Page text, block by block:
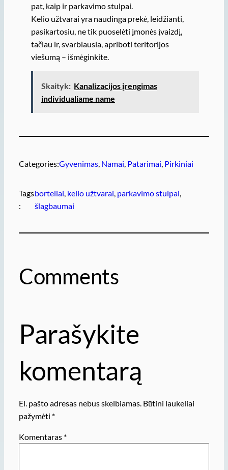
pat, kaip ir parkavimo stulpai.
Kelio užtvarai yra naudinga prekė, leidžianti,
pasikartosiu, ne tik puoselėti įmonės įvaizdį,
tačiau ir, svarbiausia, apriboti teritorijos
viešumą – išmėginkite.
Skaityk: Kanalizacijos įrengimas
individualiame name
Categories:Gyvenimas, Namai, Patarimai, Pirkiniai
Tags
:
borteliai, kelio užtvarai, parkavimo stulpai
šlagbaumai
Comments
Parašykite
komentarą
El. pašto adresas nebus skelbiamas. Būtini laukeliai
pažymėti *
Komentaras *